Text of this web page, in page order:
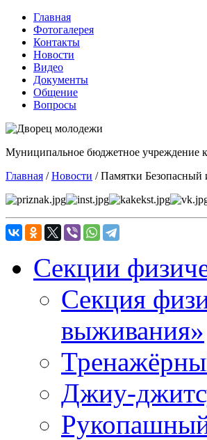
Главная
Фотогалерея
Контакты
Новости
Видео
Документы
Общение
Вопросы
Муниципальное бюджетное учреждение
Главная /Новости /Памятки Безопасный
Секции
Секция
выживания»
Джиу-